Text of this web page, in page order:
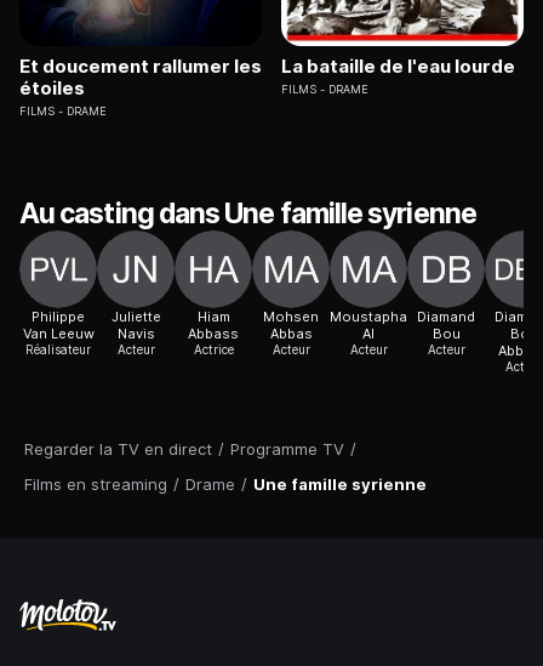
Regarder la TV en direct / Programme TV /
Films en streaming / Drame / Une famille syrienne
Et doucement rallumer les
étoiles
FILMS DRAME
La bataille de l'eau lourde
FILMS DRAME
Au casting dans Une famille syrienne
Philippe
Van Leeuw
Réalisateur
Juliette
Navis
Acteur
Hiam
Abbass
Actrice
Mohsen
Abbas
Acteur
Moustapha
Al
Acteur
Diamand
Bou
Acteur
Bou
Acteur